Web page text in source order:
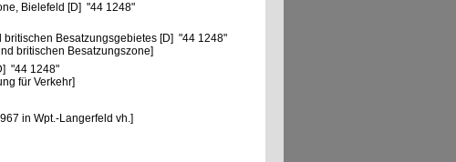
Bielefeld [D] "44 1248"
Besatzungsgebietes [D] "44 1248"
britischen Besatzungszone]
"44 1248"
für Verkehr]
in Wpt.-Langerfeld vh.]